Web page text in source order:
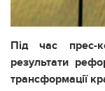
Під час прес-
результати
трансформації